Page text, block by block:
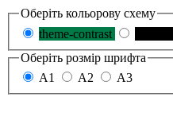
Оберіть кольорову схему
theme-contrast
Оберіть розмір шрифта
A1
A2 A3